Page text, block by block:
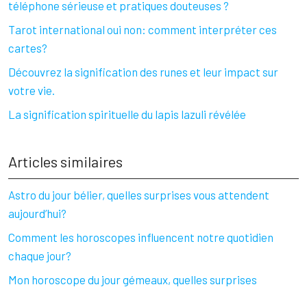
téléphone sérieuse et pratiques douteuses ?
Tarot international oui non: comment interpréter ces
cartes?
Découvrez la signification des runes et leur impact sur
votre vie.
La signification spirituelle du lapis lazuli révélée
Articles similaires
Astro du jour bélier, quelles surprises vous attendent
aujourd’hui?
Comment les horoscopes influencent notre quotidien
chaque jour?
Mon horoscope du jour gémeaux, quelles surprises